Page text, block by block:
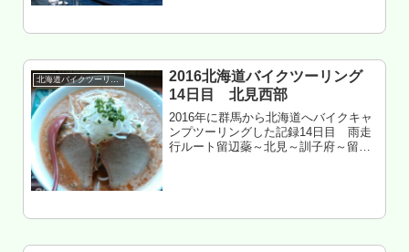
リー らいらっくツーリストB 泊も
北海道バイクツーリング
2016北海道バイクツーリング
14日目 北見西部
2016年に群馬から北海道へバイクキャ
ンプツーリングした記録14日目 雨走
行ルート留辺蘂～北見～訓子府～留辺